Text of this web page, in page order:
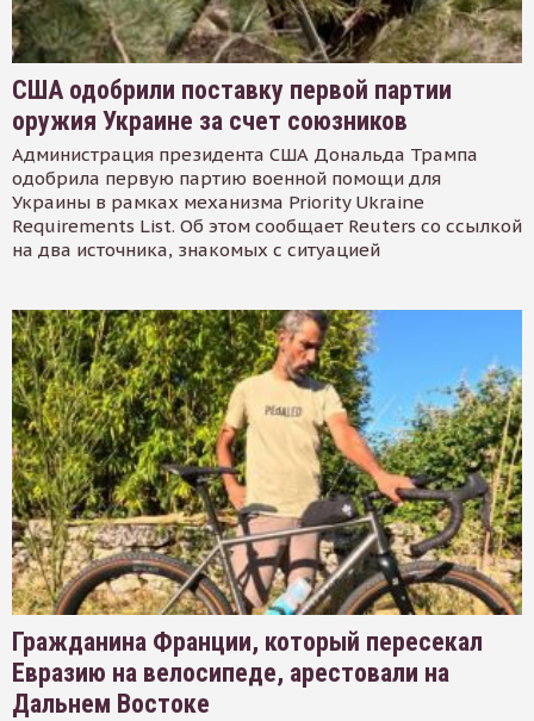
США одобрили поставку первой партии
оружия Украине за счет союзников
Администрация президента США Дональда Трампа
одобрила первую партию военной помощи для
Украины в рамках механизма Priority Ukraine
Requirements List. Об этом сообщает Reuters со ссылкой
на два источника, знакомых с ситуацией
Гражданина Франции, который пересекал
Евразию на велосипеде, арестовали на
Дальнем Востоке